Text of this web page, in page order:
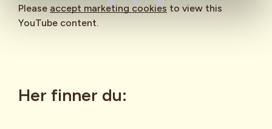
Please accept marketing cookies to view this
YouTube content.
Her finner du: